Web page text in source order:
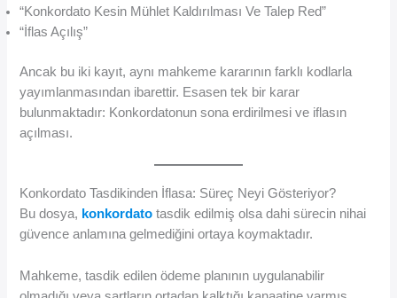
“Konkordato Kesin Mühlet Kaldırılması Ve Talep Red”
“İflas Açılış”
Ancak bu iki kayıt, aynı mahkeme kararının farklı kodlarla
yayımlanmasından ibarettir. Esasen tek bir karar
bulunmaktadır: Konkordatonun sona erdirilmesi ve iflasın
açılması.
Konkordato Tasdikinden İflasa: Süreç Neyi Gösteriyor?
Bu dosya, konkordatotasdik edilmiş olsa dahi sürecin nihai
güvence anlamına gelmediğini ortaya koymaktadır.
Mahkeme, tasdik edilen ödeme planının uygulanabilir